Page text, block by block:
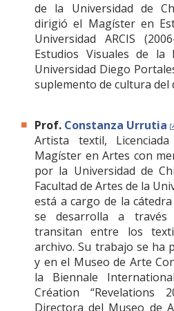
de la Universidad de
dirigió el Magíster en
Universidad ARCIS
Estudios Visuales de
Universidad Diego
suplemento de cultura del
Prof. Constanza Urrutia
Artista textil,
Magíster en Artes con
por la Universidad de
Facultad de Artes de la
está a cargo de la
se desarrolla a través
transitan entre los
archivo. Su trabajo se ha
y en el Museo de Arte
la Biennale
Création “Revelations
Directora del Museo de